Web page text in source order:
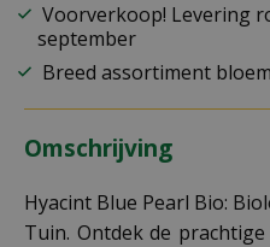
Voorverkoop! Levering
september
Breed assortiment
Omschrijving
Hyacint Blue Pearl Bio:
Tuin. Ontdek de